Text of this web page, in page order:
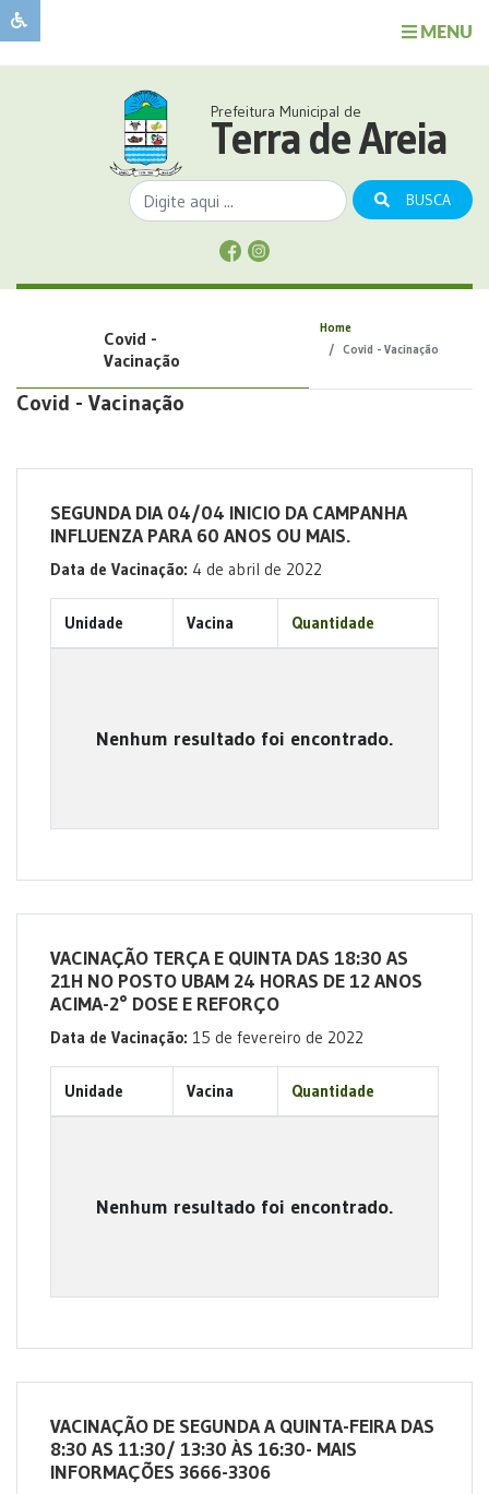
MENU
Sobre
Sobre
Prefeitura Municipal de
Terra de Areia
BUSCA
Covid -
Vacinação
Home
Covid - Vacinação
Covid - Vacinação
SEGUNDA DIA 04/04 INICIO DA CAMPANHA
INFLUENZA PARA 60 ANOS OU MAIS.
Data de Vacinação: 4 de abril de 2022
Unidade Vacina Quantidade
Nenhum resultado foi encontrado.
VACINAÇÃO TERÇA E QUINTA DAS 18:30 AS
21H NO POSTO UBAM 24 HORAS DE 12 ANOS
ACIMA-2° DOSE E REFORÇO
Data de Vacinação: 15 de fevereiro de 2022
Unidade Vacina Quantidade
Nenhum resultado foi encontrado.
VACINAÇÃO DE SEGUNDA A QUINTA-FEIRA DAS
8:30 AS 11:30/ 13:30 ÀS 16:30- MAIS
INFORMAÇÕES 3666-3306